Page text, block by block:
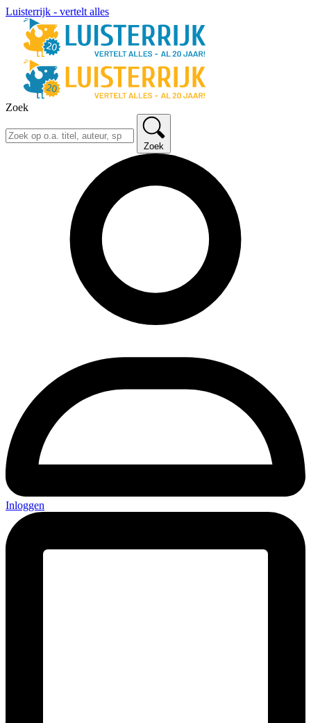
Luisterrijk - vertelt alles
Zoek
Zoek
Inloggen